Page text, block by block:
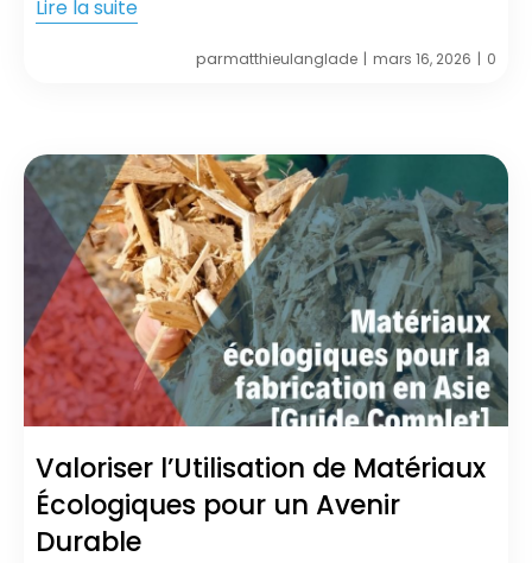
Lire la suite
parmatthieulanglade | mars 16, 2026 | 0
Valoriser l’Utilisation de Matériaux
Écologiques pour un Avenir
Durable